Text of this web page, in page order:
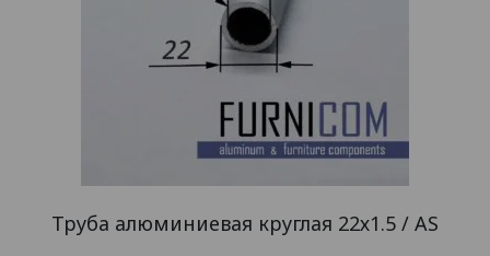
Труба алюминиевая круглая 22х1.5 / AS